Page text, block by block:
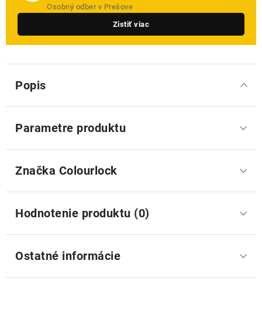
Osobný odber v Prešove
Zistiť viac
Popis
Parametre produktu
Značka Colourlock
Hodnotenie produktu (0)
Ostatné informácie